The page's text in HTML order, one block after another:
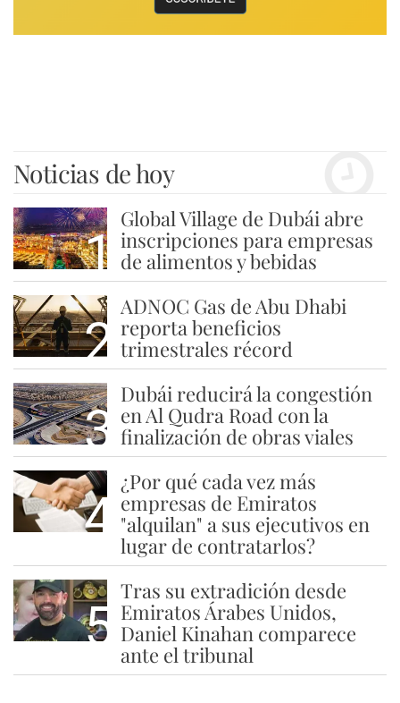
Noticias de hoy
1
Global Village de Dubái abre
inscripciones para empresas
de alimentos y bebidas
2
ADNOC Gas de Abu Dhabi
reporta beneficios
trimestrales récord
3
Dubái reducirá la congestión
en Al Qudra Road con la
finalización de obras viales
4
¿Por qué cada vez más
empresas de Emiratos
"alquilan" a sus ejecutivos en
lugar de contratarlos?
5
Tras su extradición desde
Emiratos Árabes Unidos,
Daniel Kinahan comparece
ante el tribunal